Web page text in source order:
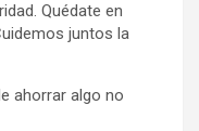
Quédate en
juntos la
ahorrar algo no